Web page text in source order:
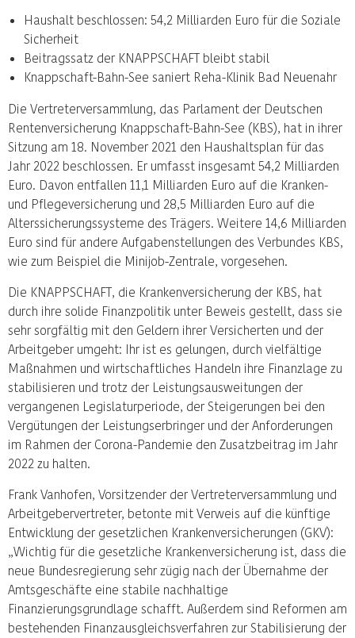
Haushalt beschlossen: 54,2 Milliarden Euro für die Soziale
Sicherheit
Beitragssatz der KNAPPSCHAFT bleibt stabil
Knappschaft-Bahn-See saniert Reha-Klinik Bad Neuenahr
Die Vertreterversammlung, das Parlament der Deutschen
Rentenversicherung Knappschaft-Bahn-See (KBS), hat in ihrer
Sitzung am 18. November 2021 den Haushaltsplan für das
Jahr 2022 beschlossen. Er umfasst insgesamt 54,2 Milliarden
Euro. Davon entfallen 11,1 Milliarden Euro auf die Kranken-
und Pflegeversicherung und 28,5 Milliarden Euro auf die
Alterssicherungssysteme des Trägers. Weitere 14,6 Milliarden
Euro sind für andere Aufgabenstellungen des Verbundes KBS,
wie zum Beispiel die Minijob-Zentrale, vorgesehen.
Die KNAPPSCHAFT, die Krankenversicherung der KBS, hat
durch ihre solide Finanzpolitik unter Beweis gestellt, dass sie
sehr sorgfältig mit den Geldern ihrer Versicherten und der
Arbeitgeber umgeht: Ihr ist es gelungen, durch vielfältige
Maßnahmen und wirtschaftliches Handeln ihre Finanzlage zu
stabilisieren und trotz der Leistungsausweitungen der
vergangenen Legislaturperiode, der Steigerungen bei den
Vergütungen der Leistungserbringer und der Anforderungen
im Rahmen der Corona-Pandemie den Zusatzbeitrag im Jahr
2022 zu halten.
Frank Vanhofen, Vorsitzender der Vertreterversammlung und
Arbeitgebervertreter, betonte mit Verweis auf die künftige
Entwicklung der gesetzlichen Krankenversicherungen (GKV):
„Wichtig für die gesetzliche Krankenversicherung ist, dass die
neue Bundesregierung sehr zügig nach der Übernahme der
Amtsgeschäfte eine stabile nachhaltige
Finanzierungsgrundlage schafft. Außerdem sind Reformen am
bestehenden Finanzausgleichsverfahren zur Stabilisierung der